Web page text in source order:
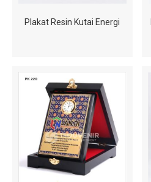
Plakat Resin Kutai Energi